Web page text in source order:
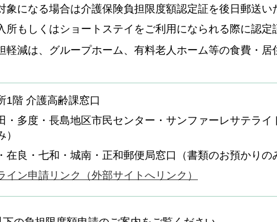
象になる場合は介護保険負担限度額認定証を後日郵送い
所もしくはショートステイをご利用になられる際に認定
軽減は、グループホーム、有料老人ホーム等の食費・
1階 介護高齢課窓口
・多度・長島地区市民センター・サンファーレサテラ
）
在良・七和・城南・正和郵便局窓口（書類のお預かりの
イン申請リンク（外部サイトへリンク）